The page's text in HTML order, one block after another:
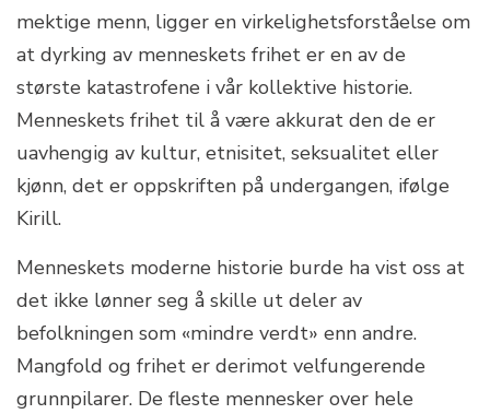
mektige menn, ligger en virkelighetsforståelse om
at dyrking av menneskets frihet er en av de
største katastrofene i vår kollektive historie.
Menneskets frihet til å være akkurat den de er
uavhengig av kultur, etnisitet, seksualitet eller
kjønn, det er oppskriften på undergangen, ifølge
Kirill.
Menneskets moderne historie burde ha vist oss at
det ikke lønner seg å skille ut deler av
befolkningen som «mindre verdt» enn andre.
Mangfold og frihet er derimot velfungerende
grunnpilarer. De fleste mennesker over hele